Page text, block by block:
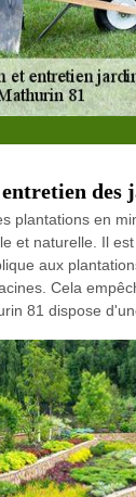
des
plantations en
et naturelle. Il
aux
Cela
81 dispose